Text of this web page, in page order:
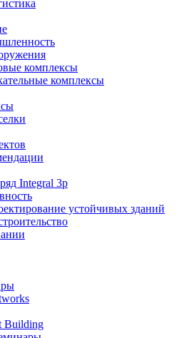
комплексы
комплексы
Integral 3p
устойчивых зданий
Building